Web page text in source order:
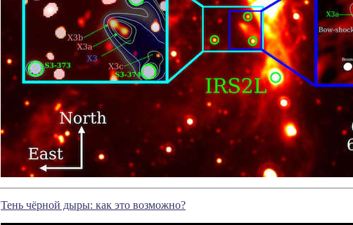
Тень чёрной дыры: как это возможно?